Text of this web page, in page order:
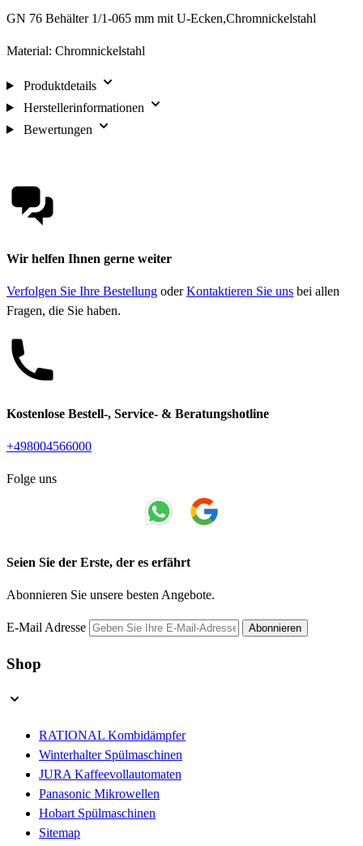
GN 76 Behälter 1/1-065 mm mit U-Ecken,Chromnickelstahl
Material: Chromnickelstahl
Produktdetails
Herstellerinformationen
Bewertungen
Wir helfen Ihnen gerne weiter
Verfolgen Sie Ihre Bestellung oderKontaktieren Sie uns bei allen
Fragen, die Sie haben.
Kostenlose Bestell-, Service- & Beratungshotline
+498004566000
Folge uns
Seien Sie der Erste, der es erfährt
Abonnieren Sie unsere besten Angebote.
E-Mail Adresse Abonnieren
Shop
RATIONAL Kombidämpfer
Winterhalter Spülmaschinen
JURA Kaffeevollautomaten
Panasonic Mikrowellen
Hobart Spülmaschinen
Sitemap